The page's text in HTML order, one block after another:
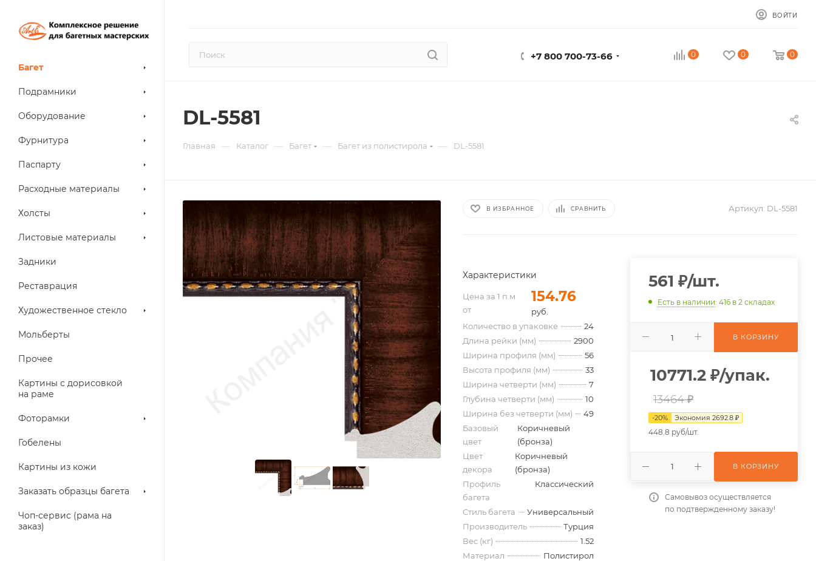
ВОЙТИ
+7 800 700-73-66 0 0 0
Багет
Подрамники
Оборудование
Фурнитура
Паспарту
Расходные материалы
Холсты
Листовые материалы
Задники
Реставрация
Художественное стекло
Мольберты
Прочее
Картины с дорисовкой
на раме
Фоторамки
Гобелены
Картины из кожи
Заказать образцы багета
Чоп-сервис (рама на
заказ)
DL-5581
Главная — Каталог — Багет — Багет из полистирола — DL-5581
В ИЗБРАННОЕ СРАВНИТЬ Артикул: DL-5581
Характеристики
Цена за 1 п.м
от
154.76
руб.
Количество в упаковке
24
Длина рейки (мм)
2900
Ширина профиля (мм)
56
Высота профиля (мм)
33
Ширина четверти (мм)
7
Глубина четверти (мм)
10
Ширина без четверти (мм)
49
Базовый
цвет
Коричневый
(бронза)
Цвет
декора
Коричневый
(бронза)
Профиль
багета
Классический
Стиль багета
Универсальный
Производитель
Турция
Вес (кг)
1.52
Материал
Полистирол
561 ₽/шт.
Есть в наличии: 416 в 2 складах
В КОРЗИНУ
10771.2 ₽/упак.
13464 ₽
-20% Экономия2692.8 ₽
448.8 руб/шт.
В КОРЗИНУ
Самовывоз осуществляется
по подтвержденному заказу!